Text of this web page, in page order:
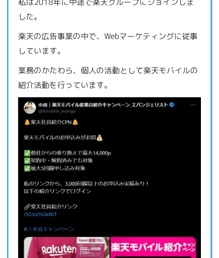
した。
楽天の広告事業の中で、Webマーケティングに従事
しています。
業務のかたわら、個人の活動として楽天モバイルの
紹介活動を行っています。